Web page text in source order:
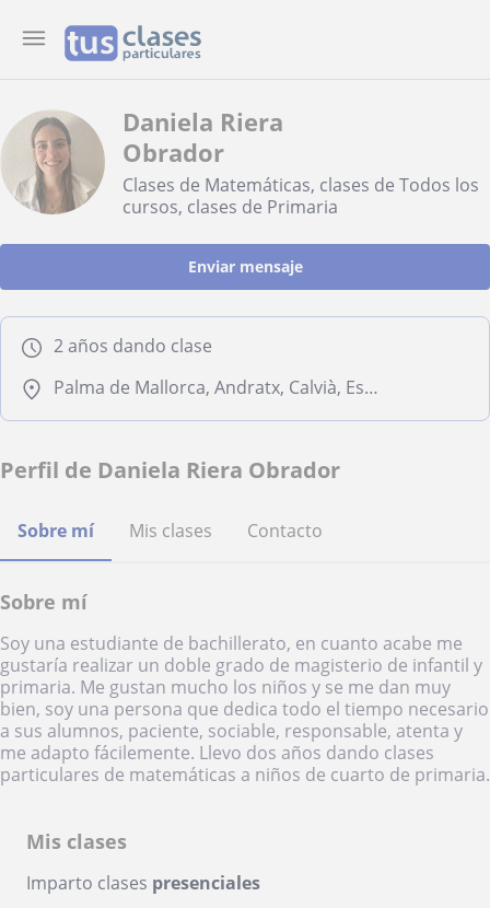
Daniela Riera
Obrador
Clases de Matemáticas, clases de Todos los
cursos, clases de Primaria
Enviar mensaje
2 años dando clase
Palma de Mallorca, Andratx, Calvià, Estellencs, Puigpunyent
Perfil de Daniela Riera Obrador
Sobre mí Mis clases Contacto
Sobre mí
Soy una estudiante de bachillerato, en cuanto acabe me
gustaría realizar un doble grado de magisterio de infantil y
primaria. Me gustan mucho los niños y se me dan muy
bien, soy una persona que dedica todo el tiempo necesario
a sus alumnos, paciente, sociable, responsable, atenta y
me adapto fácilemente. Llevo dos años dando clases
particulares de matemáticas a niños de cuarto de primaria.
Mis clases
Imparto clases presenciales